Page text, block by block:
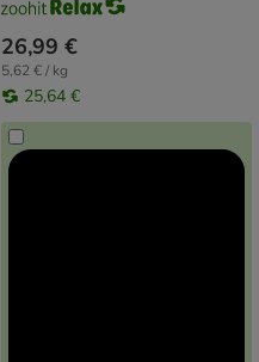
26,99 €
5,62 € / kg
25,64 €